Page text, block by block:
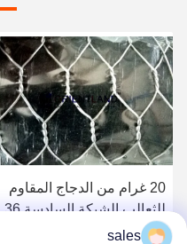
20 غرام من الدجاج المقاوم
للثعالب الشبكة السادسة 36
بوصة 150 قدم مظهر ثابتsales